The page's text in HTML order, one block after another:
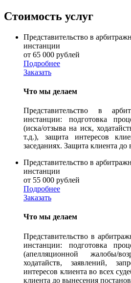
Стоимость услуг
Представительство в
инстанции
от 65 000 рублей
Подробнее
Заказать
Что мы делаем
Представительство в
инстанции: подготовка
(иска/отзыва на иск,
т.д.), защита интересов
заседаниях. Защита клиента
Представительство в
инстанции
от 55 000 рублей
Подробнее
Заказать
Что мы делаем
Представительство в
инстанции: подготовка
(апелляционной жалобы/
ходатайств, заявлений,
интересов клиента во всех
клиента до вынесения